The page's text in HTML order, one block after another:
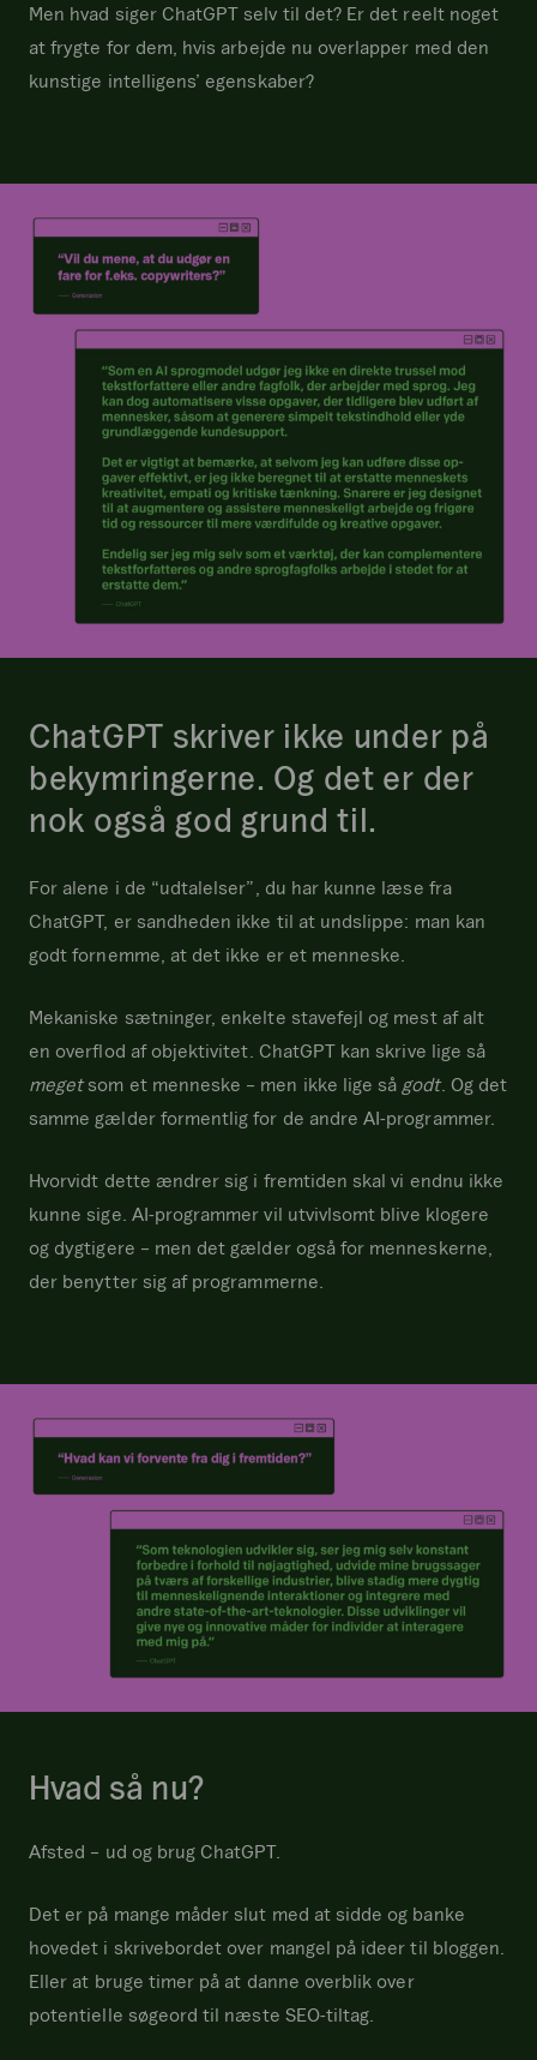
Men hvad siger ChatGPT selv til det? Er det reelt noget
at frygte for dem, hvis arbejde nu overlapper med den
kunstige intelligens’ egenskaber?
ChatGPT skriver ikke under på
bekymringerne. Og det er der
nok også god grund til.
For alene i de “udtalelser”, du har kunne læse fra
ChatGPT, er sandheden ikke til at undslippe: man kan
godt fornemme, at det ikke er et menneske.
Mekaniske sætninger, enkelte stavefejl og mest af alt
en overflod af objektivitet. ChatGPT kan skrive lige så
megetsom et menneske – men ikke lige så godt. Og det
samme gælder formentlig for de andre AI-programmer.
Hvorvidt dette ændrer sig i fremtiden skal vi endnu ikke
kunne sige. AI-programmer vil utvivlsomt blive klogere
og dygtigere – men det gælder også for menneskerne,
der benytter sig af programmerne.
Hvad så nu?
Afsted – ud og brug ChatGPT.
Det er på mange måder slut med at sidde og banke
hovedet i skrivebordet over mangel på ideer til bloggen.
Eller at bruge timer på at danne overblik over
potentielle søgeord til næste SEO-tiltag.